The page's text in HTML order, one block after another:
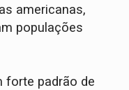
americanas,
populações
forte padrão de